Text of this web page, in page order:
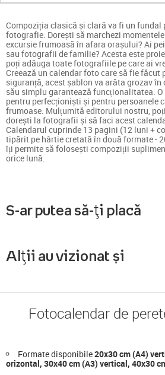
Compoziția clasică și clară va fi un fundal
fotografie. Dorești să marchezi
excursie frumoasă în afara orașului? Ai
sau fotografii de familie? Acesta este
poți adăuga toate fotografiile pe care ai
Creează un calendar foto care să fie făcut
siguranță, acest șablon va arăta grozav
său simplu garantează funcționalitatea. O
pentru perfecționiști și pentru persoanele
frumoase. Mulțumită editorului nostru,
dorești la fotografii și să faci acest
Calendarul cuprinde 13 pagini (12 luni +
tipărit pe hârtie cretată în două formate -
îți permite să folosești compoziții
orice lună.
S-ar putea să-ți placă
Alții au vizionat și
Fotocalendar de
Formate disponibile20x30 cm (A4)
orizontal, 30x40 cm (A3) vertical, 40x30